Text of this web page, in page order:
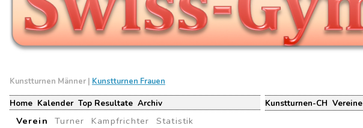
Kunstturnen Männer | Kunstturnen Frauen
Home Kalender Top Resultate Archiv Kunstturnen-CH Vereine
Verein Turner Kampfrichter Statistik